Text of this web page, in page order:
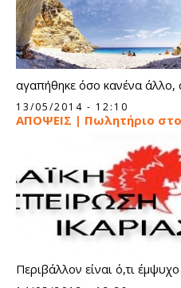
αγαπήθηκε όσο κανένα άλλο,
την ιστορία του, τα λουτρά,
μίμηση τρόπο ζωής των
13/05/2014 - 12:10
ΑΠΟΨΕΙΣ | Πωλητήριο
Περιβάλλον είναι ό,τι
χρόνου, μας περιβάλλει,